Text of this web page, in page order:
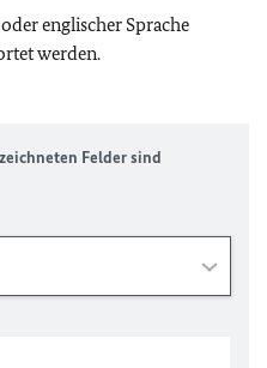
englischer Sprache
werden.
Felder sind